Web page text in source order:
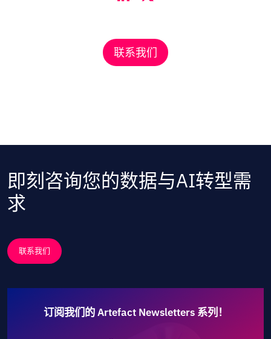
联系我们
即刻咨询您的数据与AI转型需
求
联系我们
订阅我们的 Artefact Newsletters 系列！